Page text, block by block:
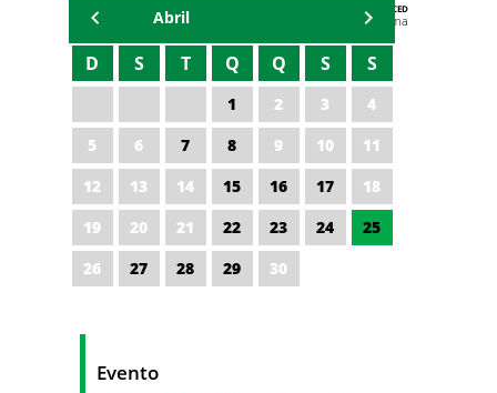
AGENDA DA CODED/CED
Vagna Lima
Abril
D S T Q Q S S
1 2 3
4
5
6 7 8 9 10
11
12
13 14 15 16 17
18
19
20 21 22 23 24
25
26
27 28 29 30
Evento